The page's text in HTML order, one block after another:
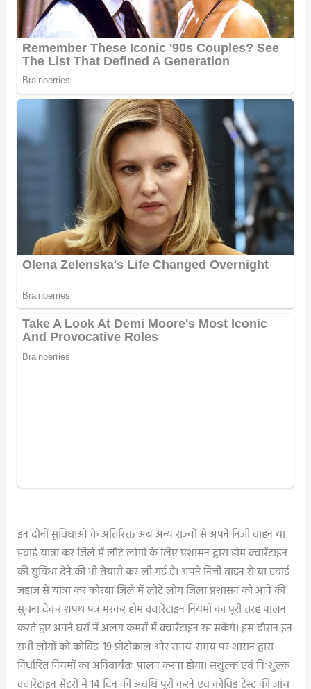
इन दोनों सुविधाओं के अतिरिक्त अब अन्य राज्यों से अपने निजी वाहन या
हवाई यात्रा कर जिले में लौटे लोगों के लिए प्रशासन द्वारा होम क्वारेंटाइन
की सुविधा देने की भी तैयारी कर ली गई है। अपने निजी वाहन से या हवाई
जहाज से यात्रा कर कोरबा जिले में लौटे लोग जिला प्रशासन को आने की
सूचना देकर शपथ पत्र भरकर होम क्वारेंटाइन नियमों का पूरी तरह पालन
करते हुए अपने घरों में अलग कमरों में क्वारेंटाइन रह सकेंगे। इस दौरान इन
सभी लोगों को कोविड-19 प्रोटोकाल और समय-समय पर शासन द्वारा
निर्धारित नियमों का अनिवार्यतः पालन करना होगा। सशुल्क एवं निःशुल्क
क्वारेंटाइन सेंटरों में 14 दिन की अवधि पूरी करने एवं कोविड टेस्ट की जांच